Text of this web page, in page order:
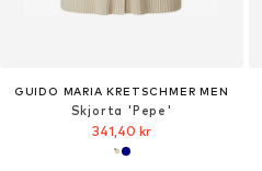
GUIDO MARIA KRETSCHMER MEN
Skjorta 'Pepe'
341,40 kr